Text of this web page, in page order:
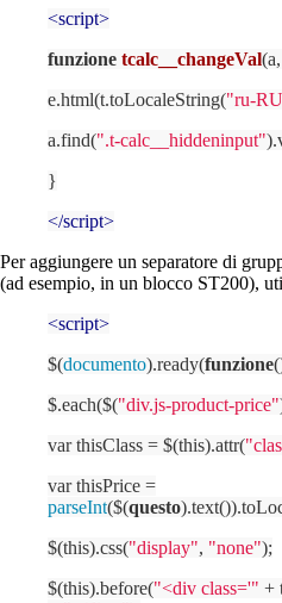
<script>
funzione tcalc__changeVal(
e.html(t.toLocaleString("ru-
a.find(".t-calc__hiddeninput"
}
</script>
Per aggiungere un separatore di
(ad esempio, in un blocco ST200),
<script>
$(documento).ready(funzione
$.each($("div.js-product-price"
var thisClass = $(this).attr(
var thisPrice =
parseInt($(questo
$(this).css("display", "none");
$(this).before("<div class='" +